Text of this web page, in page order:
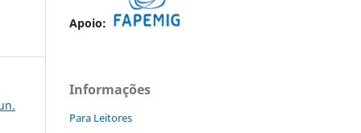
Apoio:
Informações
Para Leitores